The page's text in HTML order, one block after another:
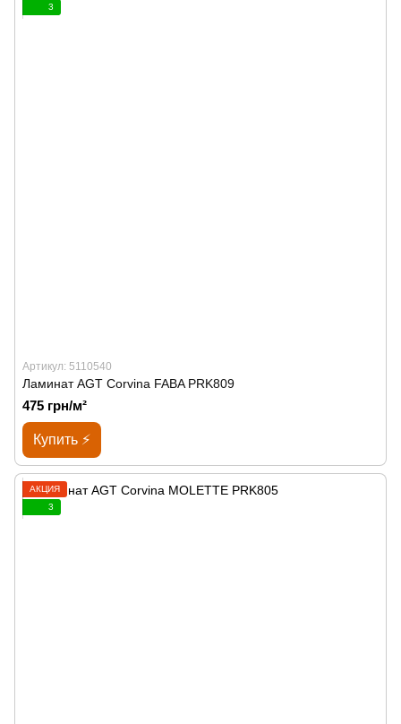
3
Артикул: 5110540
Ламинат AGT Corvina FABA PRK809
475 грн/м²
Купить ⚡
АКЦИЯ
3